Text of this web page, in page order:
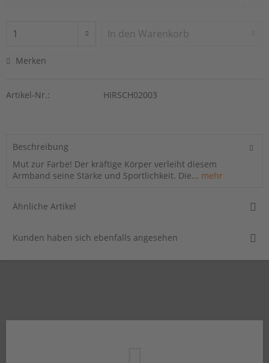
In den Warenkorb
Merken
Artikel-Nr.: HIRSCH02003
Beschreibung
Mut zur Farbe! Der kräftige Körper verleiht diesem
Armband seine Stärke und Sportlichkeit. Die... mehr
Ähnliche Artikel
Kunden haben sich ebenfalls angesehen